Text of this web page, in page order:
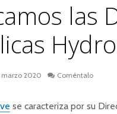
las
2020 Coméntalo
se caracteriza por su